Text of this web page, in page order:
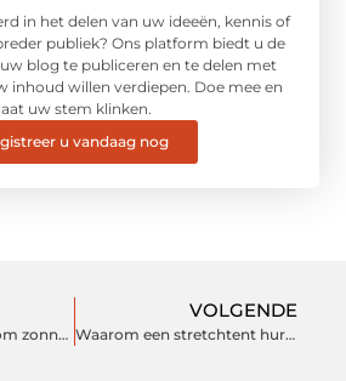
in het delen van uw ideeën, kennis of
publiek? Ons platform biedt u de
blog te publiceren en te delen met
inhoud willen verdiepen. Doe mee en
laat uw stem klinken.
u vandaag nog
De beste manieren om zonnepanelen te kopen
VOLGENDE
Waarom een stretchtent huren een goede keuze is